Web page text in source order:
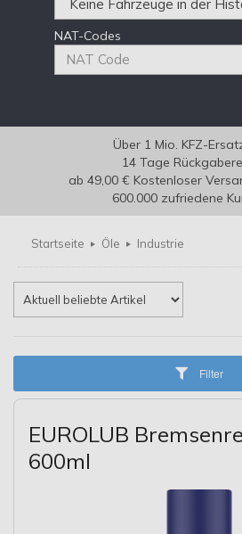
NAT-Codes
Über 1 Mio. KFZ-
14 Tage
ab 49,00 € Kostenloser
600.000 zufriedene
Startseite Öle Industrie
Filter
EUROLUB
600ml